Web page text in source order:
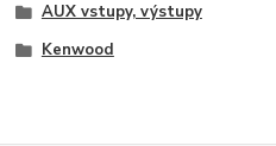
AUX vstupy, výstupy
Kenwood